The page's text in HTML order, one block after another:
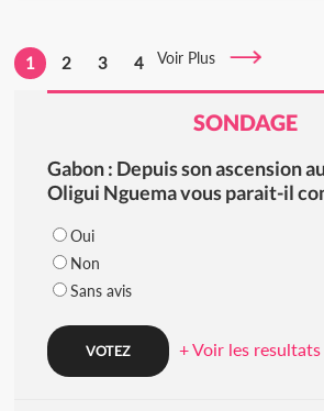
1 2 3 4 Voir Plus
SONDAGE
Gabon : Depuis son ascension
Oligui Nguema vous parait-il
Oui
Non
Sans avis
+ Voir les resultats